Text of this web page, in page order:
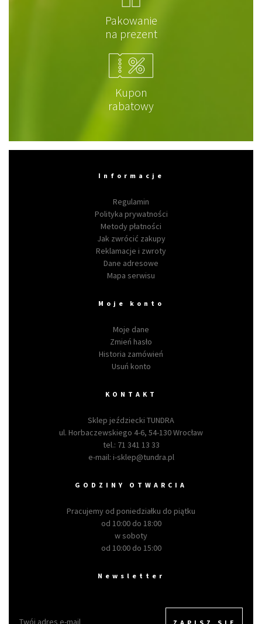
Pakowanie
na prezent
Kupon
rabatowy
Informacje
Regulamin
Polityka prywatności
Metody płatności
Jak zwrócić zakupy
Reklamacje i zwroty
Dane adresowe
Mapa serwisu
Moje konto
Moje dane
Zmień hasło
Historia zamówień
Usuń konto
KONTAKT
Sklep jeździecki TUNDRA
ul. Horbaczewskiego 4-6, 54-130 Wrocław
tel.: 71 341 13 33
e-mail: i-sklep@tundra.pl
GODZINY OTWARCIA
Pracujemy od poniedziałku do piątku
od 10:00 do 18:00
w soboty
od 10:00 do 15:00
Newsletter